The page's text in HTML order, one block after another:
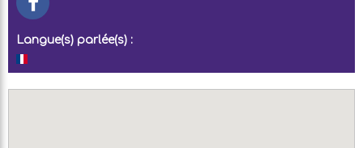
Langue(s) parlée(s) :